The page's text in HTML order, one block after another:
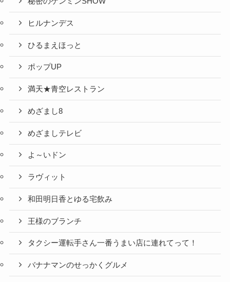
ヒルナンデス
ひるまえほっと
ポップUP
満天★青空レストラン
めざまし8
めざましテレビ
よ～いドン
ラヴィット
和田明日香とゆる宅飲み
王様のブランチ
タクシー運転手さん一番うまい店に連れてって！
バナナマンのせっかくグルメ